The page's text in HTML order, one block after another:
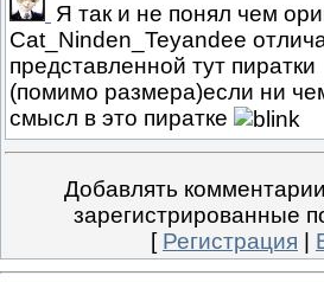
Я так и не понял чем
Cat_Ninden_Teyandee
представленной тут пиратки
(помимо размера)если ни
смысл в это пиратке
Добавлять
зарегистрированные
[ Регистрация